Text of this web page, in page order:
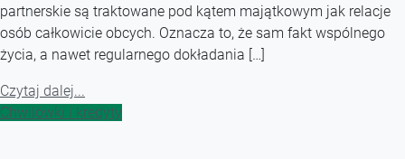
partnerskie są traktowane pod kątem majątkowym jak relacje
osób całkowicie obcych. Oznacza to, że sam fakt wspólnego
życia, a nawet regularnego dokładania […]
Czytaj dalej...
Chwilówki i kredyty